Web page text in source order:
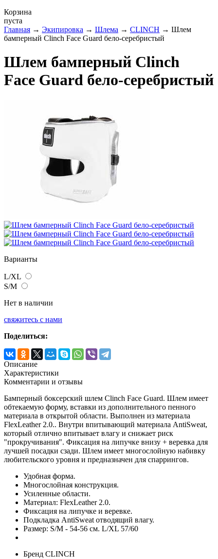
Корзина
пуста
Главная → Экипировка → Шлема → CLINCH → Шлем
бамперный Clinch Face Guard бело-серебристый
Шлем бамперный Clinch
Face Guard бело-серебристый
Варианты
L/XL
S/M
Нет в наличии
свяжитесь с нами
Поделиться:
Описание
Характеристики
Комментарии и отзывы
Бамперный боксерский шлем Clinch Face Guard. Шлем имеет
обтекаемую форму, вставки из дополнительного пенного
материала в открытой области. Выполнен из материала
FlexLeather 2.0.. Внутри впитывающий материала AntiSweat,
который отлично впитывает влагу и снижает риск
"прокручивания". Фиксация на липучке внизу + веревка для
лучшей посадки сзади. Шлем имеет многослойную набивку
любительского уровня и предназначен для спаррингов.
Удобная форма.
Многослойная конструкция.
Усиленные области.
Материал: FlexLeather 2.0.
Фиксация на липучке и веревке.
Подкладка AntiSweat отводящий влагу.
Размер: S/M - 54-56 см. L/XL 57/60
Бренд CLINCH